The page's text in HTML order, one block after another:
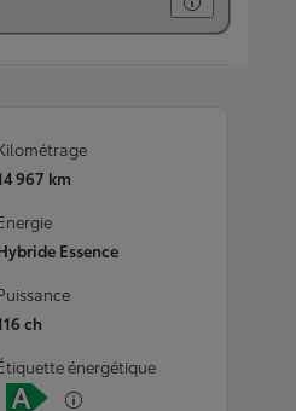
967 km
Essence
ch
énergétique